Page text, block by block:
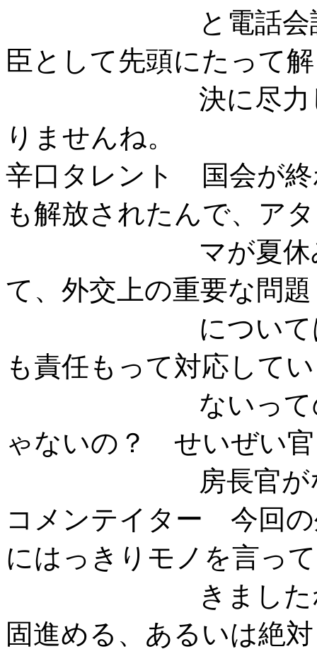
と電話会談をし
臣として先頭にたって解
決に尽力してい
りませんね。
辛口タレント 国会が終
も解放されたんで、アタ
マが夏休みなん
て、外交上の重要な問題
については、小
も責任もって対応してい
ないってのが、
ゃないの？ せいぜい官
房長官がなん
コメンテイター 今回の
にはっきりモノを言って
きましたね。京
固進める、あるいは絶対